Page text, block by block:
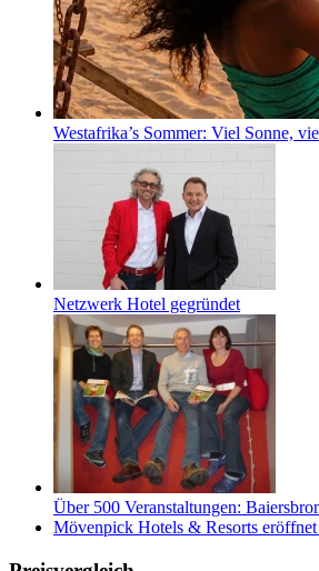
Westafrika’s Sommer: Viel Sonne,
Netzwerk Hotel gegründet
Über 500 Veranstaltungen:
Mövenpick Hotels & Resorts